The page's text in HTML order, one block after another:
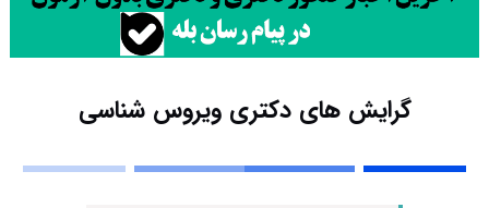
گرایش های دکتری وﻳﺮوس ﺷﻨﺎسی